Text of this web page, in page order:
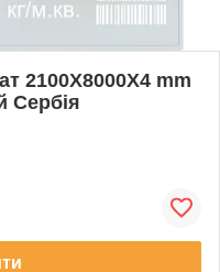
2100Х8000Х4 mm
Сербія